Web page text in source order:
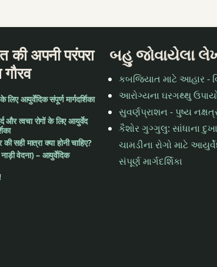
की अपनी परंपरा
गौरव
आयुर्वेदिक संपूर्ण मार्गदर्शिका
और त्वचा रोगों के लिए आयुर्वेद
सही मात्रा क्या होनी चाहिए?
वेदना) – आयुर्वेदिक
બહુ જોવાયેલા
કબજિયાત માટે આહાર -
આરોગ્યના ઘરગથ્થુ
સુવર્ણપ્રાશન - પુષ્ય
કૈશોર ગુગ્ગુલુ: સાંધાના
ચામડીના રોગો માટે
સંપૂર્ણ માર્ગદર્શિકા